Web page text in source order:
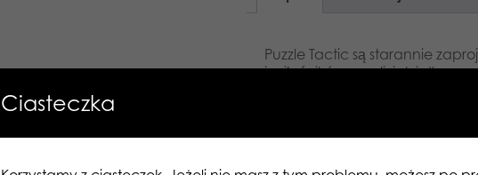
Puzzle Tactic są starannie
i miłośników puzzli, jak i dla
tylko najlepszą jakość
ekscytującym świecie puzzli
Ciasteczka